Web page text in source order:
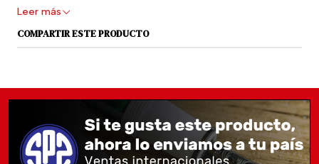
como aparece en la foto.
En los blogs de fanáticos, Diamine está puntuada con
secado rápido, no resistente al agua. Saturación y
Las tintas no tienen cambio ni devolución, ya que no
es posible verificar si sus sellos han sido
Leer más
COMPARTIR ESTE PRODUCTO